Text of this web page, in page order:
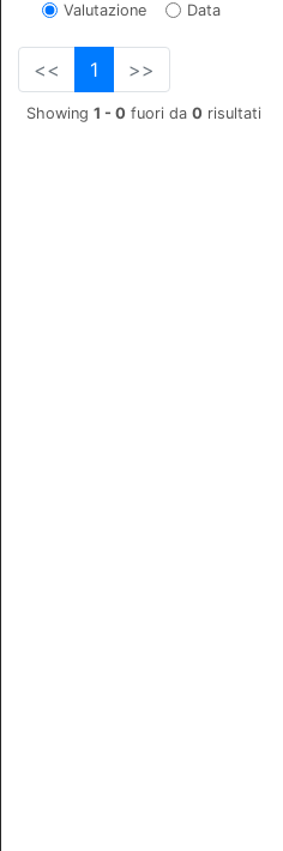
Valutazione
Data
<< 1 >>
Showing 1 - 0 fuori da 0 risultati